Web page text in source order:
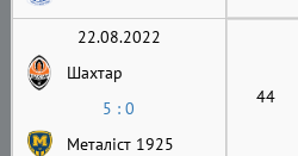
22.08.2022
Шахтар
5 : 0
Металіст 1925
44